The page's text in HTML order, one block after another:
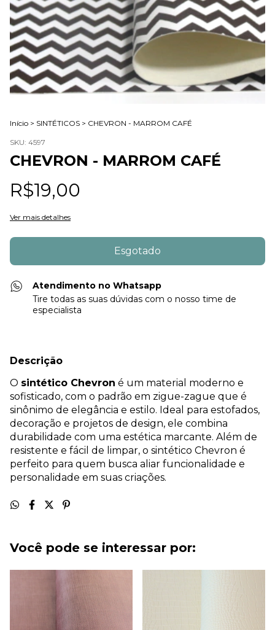
Início > SINTÉTICOS > CHEVRON - MARROM CAFÉ
SKU: 4597
CHEVRON - MARROM CAFÉ
R$19,00
Ver mais detalhes
Atendimento no Whatsapp
Tire todas as suas dúvidas com o nosso time de
especialista
Descrição
O sintético Chevron é um material moderno e
sofisticado, com o padrão em zigue-zague que é
sinônimo de elegância e estilo. Ideal para estofados,
decoração e projetos de design, ele combina
durabilidade com uma estética marcante. Além de
resistente e fácil de limpar, o sintético Chevron é
perfeito para quem busca aliar funcionalidade e
personalidade em suas criações.
Você pode se interessar por: